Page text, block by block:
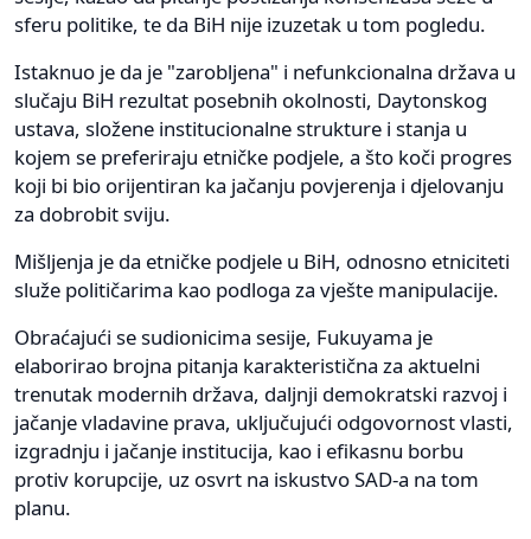
sferu politike, te da BiH nije izuzetak u tom pogledu.
Istaknuo je da je "zarobljena" i nefunkcionalna država u
slučaju BiH rezultat posebnih okolnosti, Daytonskog
ustava, složene institucionalne strukture i stanja u
kojem se preferiraju etničke podjele, a što koči progres
koji bi bio orijentiran ka jačanju povjerenja i djelovanju
za dobrobit sviju.
Mišljenja je da etničke podjele u BiH, odnosno etniciteti
služe političarima kao podloga za vješte manipulacije.
Obraćajući se sudionicima sesije, Fukuyama je
elaborirao brojna pitanja karakteristična za aktuelni
trenutak modernih država, daljnji demokratski razvoj i
jačanje vladavine prava, uključujući odgovornost vlasti,
izgradnju i jačanje institucija, kao i efikasnu borbu
protiv korupcije, uz osvrt na iskustvo SAD-a na tom
planu.